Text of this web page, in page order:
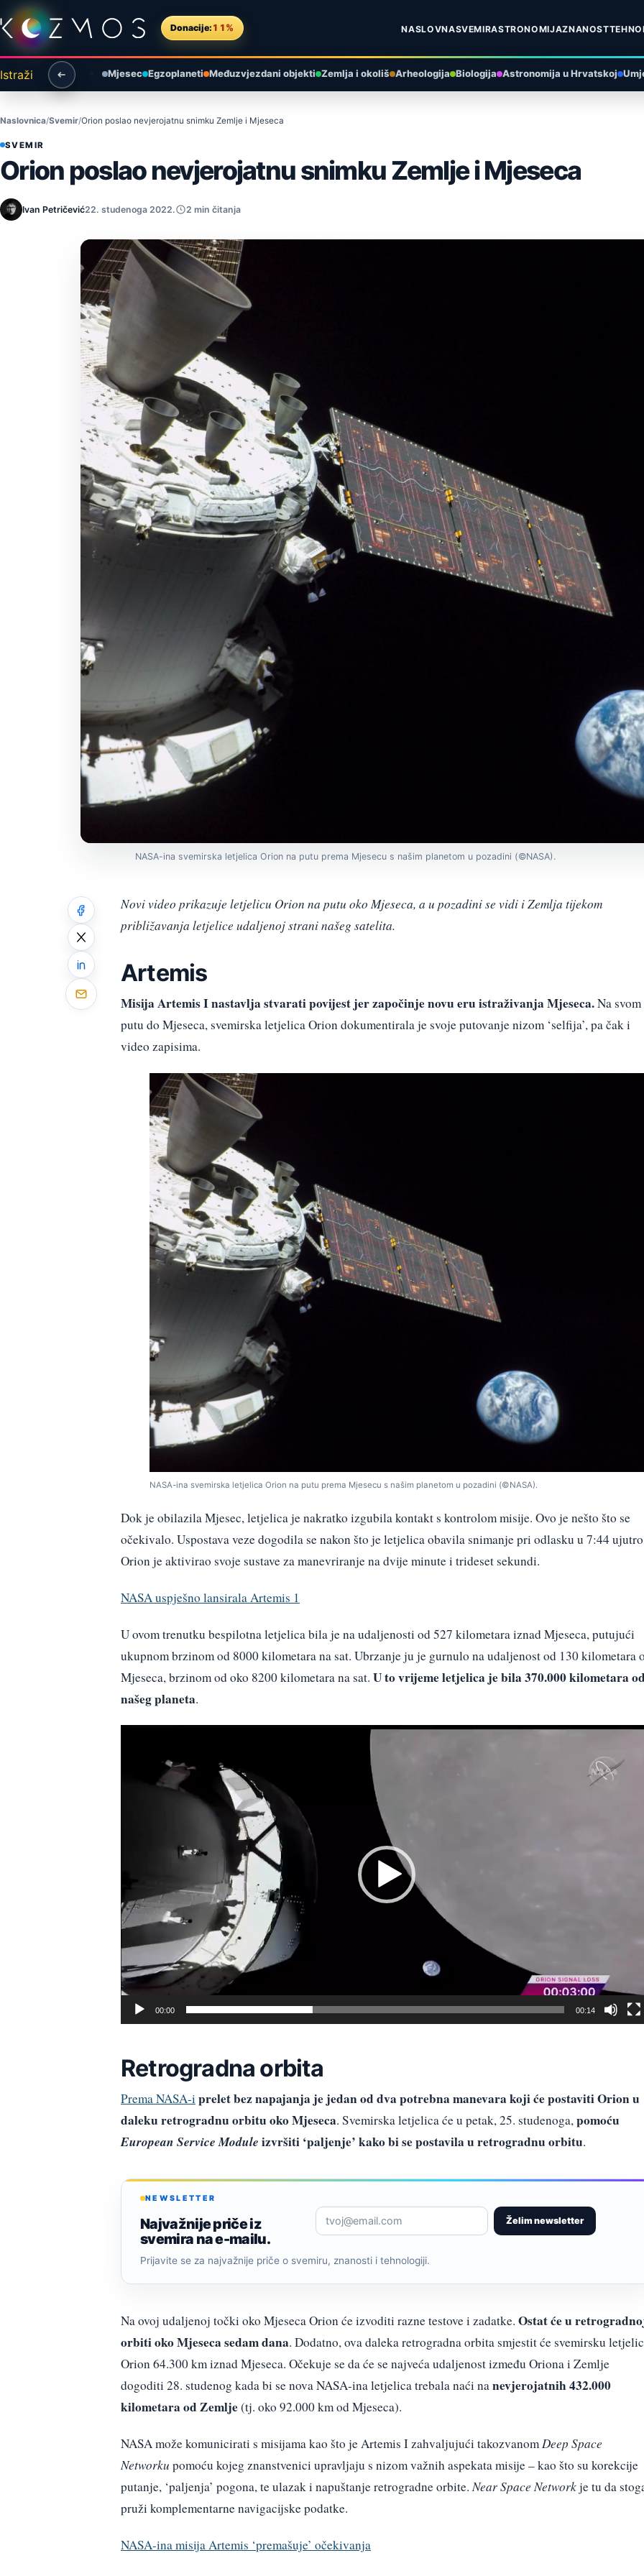
Preskoči na sadržaj
Donacije: 11% NASLOVNASVEMIRASTRONOMIJAZNANOST
Istraži Mjesec Egzoplaneti Međuzvjezdani objekti Zemlja i okoliš Arheologija Biologija Astronomija u Hrvatskoj
Naslovnica Svemir Orion poslao nevjerojatnu snimku Zemlje i Mjeseca
SVEMIR
Orion poslao nevjerojatnu snimku Zemlje i Mjeseca
Ivan Petričević22. studenoga 2022. 2 min čitanja
NASA-ina svemirska letjelica Orion na putu prema Mjesecu s našim planetom u pozadini (©NASA).
Novi video prikazuje letjelicu Orion na putu oko Mjeseca, a u pozadini se vidi i Zemlja tijekom
približavanja letjelice udaljenoj strani našeg satelita.
Artemis
Misija Artemis I nastavlja stvarati povijest jer započinje novu eru istraživanja Mjeseca.Na svom
putu do Mjeseca, svemirska letjelica Orion dokumentirala je svoje putovanje nizom ‘selfija’, pa čak i
video zapisima.
NASA-ina svemirska letjelica Orion na putu prema Mjesecu s našim planetom u pozadini (©NASA).
Dok je obilazila Mjesec, letjelica je nakratko izgubila kontakt s kontrolom misije. Ovo je nešto što se
očekivalo. Uspostava veze dogodila se nakon što je letjelica obavila snimanje pri odlasku u 7:44
Orion je aktivirao svoje sustave za manevriranje na dvije minute i trideset sekundi.
NASA uspješno lansirala Artemis 1
U ovom trenutku bespilotna letjelica bila je na udaljenosti od 527 kilometara iznad Mjeseca, putujući
ukupnom brzinom od 8000 kilometara na sat. Ubrzanje ju je gurnulo na udaljenost od 130 kilometara
Mjeseca, brzinom od oko 8200 kilometara na sat. U to vrijeme letjelica je bila 370.000 kilometara
našeg planeta.
videozapisa
00:00 00:14
Retrogradna orbita
Prema NASA-i prelet bez napajanja je jedan od dva potrebna manevara koji će postaviti Orion u
daleku retrogradnu orbitu oko Mjeseca. Svemirska letjelica će u petak, 25. studenoga,pomoću
European Service Module izvršiti ‘paljenje’ kako bi se postavila u retrogradnu orbitu.
NEWSLETTER
Najvažnije priče iz
svemira na e-mailu.
Želim newsletter
Prijavite se za najvažnije priče o svemiru, znanosti i tehnologiji.
Na ovoj udaljenoj točki oko Mjeseca Orion će izvoditi razne testove i zadatke. Ostat će u
orbiti oko Mjeseca sedam dana. Dodatno, ova daleka retrogradna orbita smjestit će svemirsku
Orion 64.300 km iznad Mjeseca. Očekuje se da će se najveća udaljenost između Oriona i Zemlje
dogoditi 28. studenog kada bi se nova NASA-ina letjelica trebala naći nanevjerojatnih 432.000
kilometara od Zemlje(tj. oko 92.000 km od Mjeseca).
NASA može komunicirati s misijama kao što je Artemis I zahvaljujući takozvanomDeep Space
Networku pomoću kojeg znanstvenici upravljaju s nizom važnih aspekata misije – kao što su korekcije
putanje, ‘paljenja’ pogona, te ulazak i napuštanje retrogradne orbite.Near Space Networkje tu da
pruži komplementarne navigacijske podatke.
NASA-ina misija Artemis ‘premašuje’ očekivanja